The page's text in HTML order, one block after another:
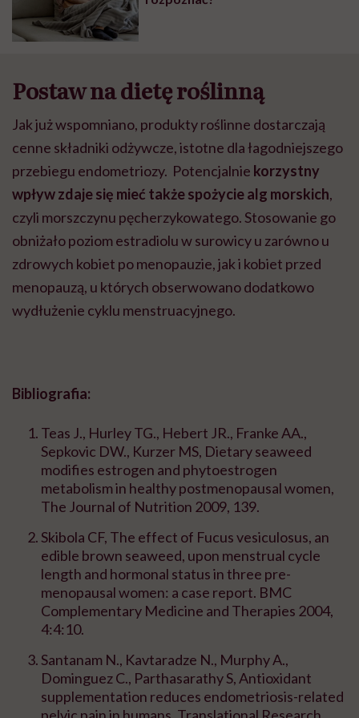
Postaw na dietę roślinną
Jak już wspomniano, produkty roślinne dostarczają
cenne składniki odżywcze, istotne dla łagodniejszego
przebiegu endometriozy. Potencjalnie korzystny
wpływ zdaje się mieć także spożycie alg morskich,
czyli morszczynu pęcherzykowatego. Stosowanie go
obniżało poziom estradiolu w surowicy u zarówno u
zdrowych kobiet po menopauzie, jak i kobiet przed
menopauzą, u których obserwowano dodatkowo
wydłużenie cyklu menstruacyjnego.
Bibliografia:
Teas J., Hurley TG., Hebert JR., Franke AA.,
Sepkovic DW., Kurzer MS, Dietary seaweed
modifies estrogen and phytoestrogen
metabolism in healthy postmenopausal women,
The Journal of Nutrition 2009, 139.
Skibola CF, The effect of Fucus vesiculosus, an
edible brown seaweed, upon menstrual cycle
length and hormonal status in three pre-
menopausal women: a case report. BMC
Complementary Medicine and Therapies 2004,
4:4:10.
Santanam N., Kavtaradze N., Murphy A.,
Dominguez C., Parthasarathy S, Antioxidant
supplementation reduces endometriosis-related